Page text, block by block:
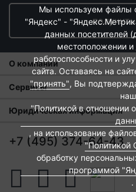
О компании
О нас
Магазины
Новости
Контакты
Вакансии
Сервисы
Оплата и тарифы доставки
Обмен и возврат
Евродом-бонус
Подарочные сертификаты
Юридическая информация
Пользовательское соглашение
Политика обработки персональных
Политика cookies
+7 (495) 374-64-43
Мы используем файлы
"Яндекс" -
данных посетителей
местоположении и
работоспособности и
сайта. Оставаясь на
"принять", Вы
"Политикой в отношении
, на использование
"Политикой
обработку
программой
.